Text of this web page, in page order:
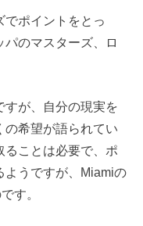
でポイントをとっ
のマスターズ、ロ
すが、自分の現実を
の希望が語られてい
ることは必要で、ポ
ようですが、Miamiの
す。